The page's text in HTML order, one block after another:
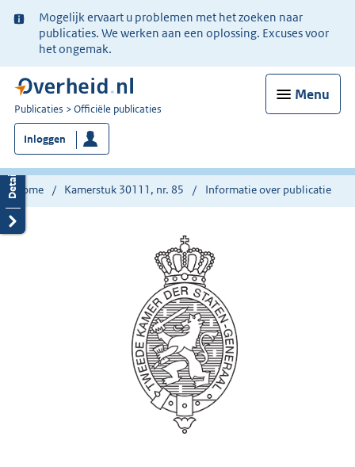
Ter
informatie:
Mogelijk ervaart u problemen met het zoeken naar
publicaties. We werken aan een oplossing. Excuses voor
het ongemak.
Menu
U
bent
nu
hier:
Publicaties Officiële publicaties
Inloggen
Home Kamerstuk 30111, nr. 85 Informatie over publicatie